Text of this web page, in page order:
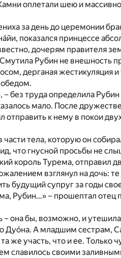
оплетали шею и
за день до церемонии
показался принцессе
дочерям правителя
Рубин не внешность
дерганая жестикуляция
– без труда определила
мало. После
отправить к нему в покои
части тела, которую он
что гнусной просьбы не
король Турема, отправил
взглянул на дочь:
будущий супруг за годы
Рубин…» – прошептал отец
– она бы, возможно, и
Дуóна. А младшим сестрам,
же участь, что и ее. Только
славилось своими